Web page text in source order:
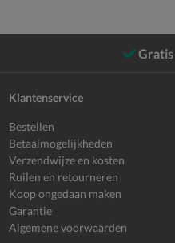
Gratis
Klantenservice
Bestellen
Betaalmogelijkheden
Verzendwijze en kosten
Ruilen en retourneren
Koop ongedaan maken
Garantie
Algemene voorwaarden